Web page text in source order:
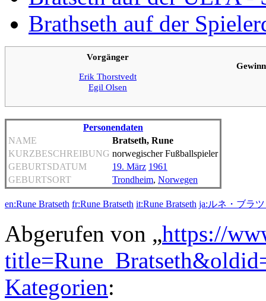
Brathseth auf der
Vorgänger
Erik Thorstvedt
Egil Olsen
Personendaten
NAME
Bratseth, Rune
KURZBESCHREIBUNG norwegischer Fußballspieler
GEBURTSDATUM
19. März 1961
GEBURTSORT
Trondheim, Norwegen
en:Rune Bratseth fr:Rune Bratseth it:Rune Bratseth ja:ルネ・ブラ
Abgerufen von „https://
Kategorien: